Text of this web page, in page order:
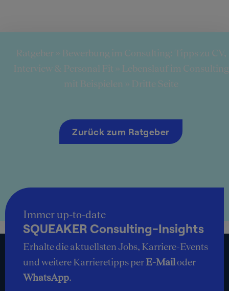
Ratgeber » Bewerbung im Consulting: Tipps zu CV,
Interview & Personal Fit » Lebenslauf im Consulting
mit Beispielen » Dritte Seite
Zurück zum Ratgeber
Immer up-to-date
SQUEAKER Consulting-Insights
Erhalte die aktuellsten Jobs, Karriere-Events
und weitere Karrieretipps perE-Mailoder
WhatsApp.